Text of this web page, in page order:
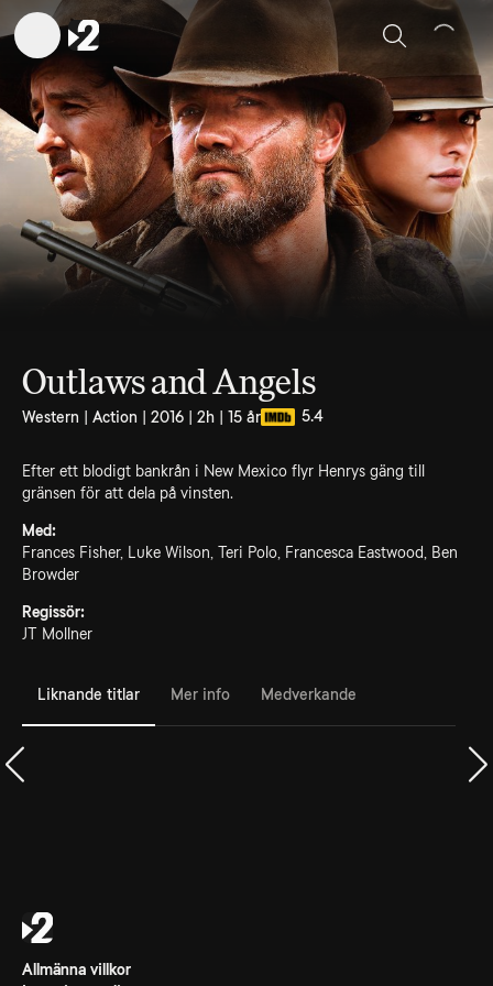
Sök
Outlaws and Angels
Western | Action | 2016 | 2h | 15 år 5.4
Efter ett blodigt bankrån i New Mexico flyr Henrys gäng till
gränsen för att dela på vinsten.
Med:
Frances Fisher, Luke Wilson, Teri Polo, Francesca Eastwood, Ben
Browder
Regissör:
JT Mollner
Liknande titlar Mer info Medverkande
Allmänna villkor